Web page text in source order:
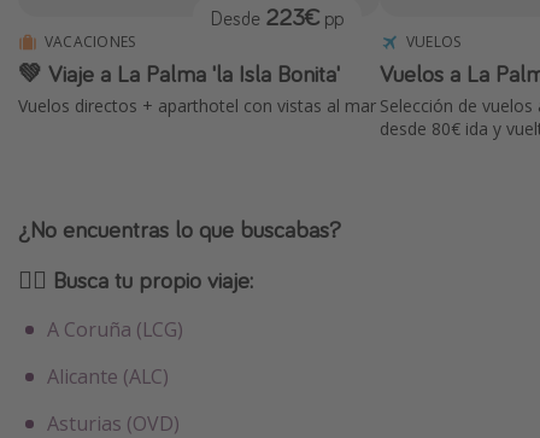
Guía de equipaje de mano
Parques de atracciones
Viaja con musicales
Eventos deportivos
VACACIONES
💚 Viaje a La Palma 'la Isla Bonita'
Vuelos directos + aparthotel con vistas al mar
Desde 223€ pp
VUELOS
Vuelos a La
Selección de
desde 80€ ida y
¿No encuentras lo que buscabas?
🕵️‍♀️ Busca tu propio viaje:
A Coruña (LCG)
Alicante (ALC)
Asturias (OVD)